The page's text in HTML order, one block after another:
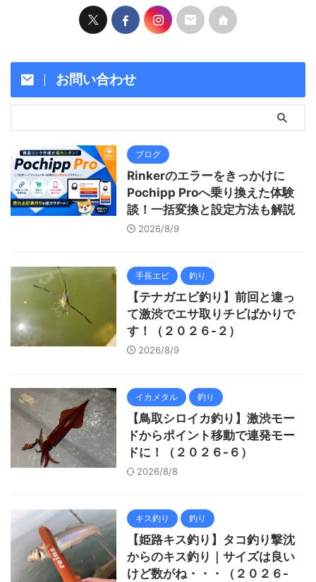
お問い合わせ
ブログ
Rinkerのエラーをきっかけに
Pochipp Proへ乗り換えた体験
談！一括変換と設定方法も解説
2026/8/9
手長エビ 釣り
【テナガエビ釣り】前回と違っ
て激渋でエサ取りチビばかりで
す！（２０２６-２）
2026/8/9
イカメタル 釣り
【鳥取シロイカ釣り】激渋モー
ドからポイント移動で連発モー
ドに！（２０２６-６）
2026/8/8
キス釣り 釣り
【姫路キス釣り】タコ釣り撃沈
からのキス釣り｜サイズは良い
けど数がね・・・（２０２６-